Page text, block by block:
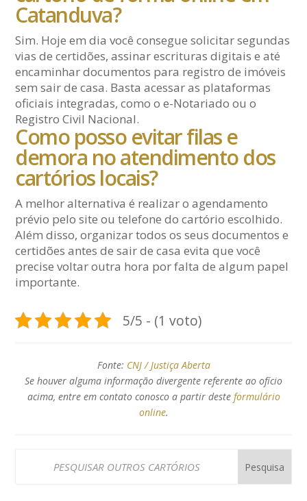
Catanduva?
Sim. Hoje em dia você consegue solicitar segundas
vias de certidões, assinar escrituras digitais e até
encaminhar documentos para registro de imóveis
sem sair de casa. Basta acessar as plataformas
oficiais integradas, como o e-Notariado ou o
Registro Civil Nacional.
Como posso evitar filas e
demora no atendimento dos
cartórios locais?
A melhor alternativa é realizar o agendamento
prévio pelo site ou telefone do cartório escolhido.
Além disso, organizar todos os seus documentos e
certidões antes de sair de casa evita que você
precise voltar outra hora por falta de algum papel
importante.
5/5 - (1 voto)
Fonte: CNJ / Justiça Aberta
Se houver alguma informação divergente referente ao ofício
acima, entre em contato conosco a partir deste formulário
online.